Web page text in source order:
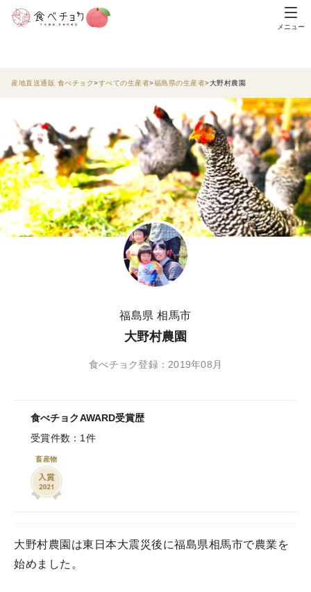
メニュー
産地直送通販 食べチョク すべての生産者 福島県の生産者 大野村農園
福島県 相馬市
大野村農園
食べチョク登録：2019年08月
食べチョクAWARD受賞歴
受賞件数：1件
畜産物
大野村農園は東日本大震災後に福島県相馬市で農業を
始めました。